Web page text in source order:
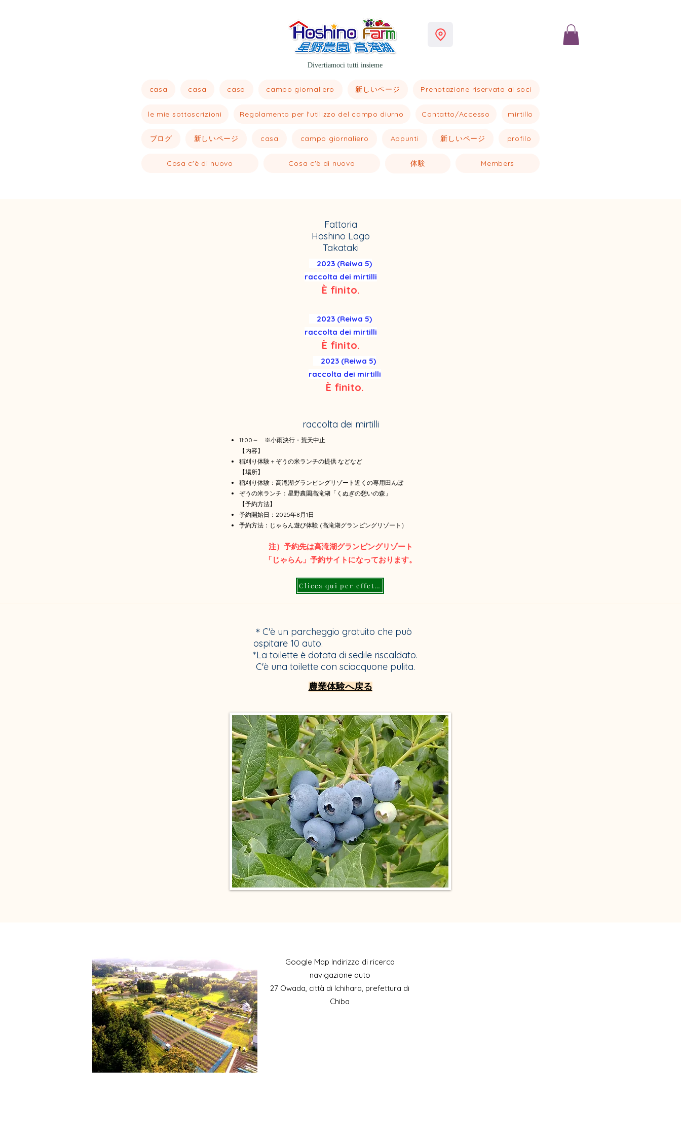
Divertiamoci tutti insieme
casa casa casa campo giornaliero 新しいページ Prenotazione riservata ai soci
le mie sottoscrizioni Regolamento per l'utilizzo del campo diurno Contatto/Accesso mirtillo
ブログ 新しいページ casa campo giornaliero Appunti 新しいページ profilo
Cosa c'è di nuovo Cosa c'è di nuovo 体験 Members
Fattoria
Hoshino Lago
Takataki
2023 (Reiwa 5)
raccolta dei mirtilli
È finito.
2023 (Reiwa 5)
raccolta dei mirtilli
È finito.
2023 (Reiwa 5)
raccolta dei mirtilli
È finito.
raccolta dei mirtilli
11:00～ ※小雨決行・荒天中止
【内容】
稲刈り体験＋ぞうの米ランチの提供 などなど
【場所】
稲刈り体験：高滝湖グランピングリゾート近くの専用田んぼ
ぞうの米ランチ：星野農園高滝湖「くぬぎの憩いの森」
【予約方法】
予約開始日：2025年8月1日
予約方法：じゃらん遊び体験 (高滝湖グランピングリゾート）
注）予約先は高滝湖グランピングリゾート
「じゃらん」予約サイトになっております。
Clicca qui per effettuare una prenotazione
​＊C'è un parcheggio gratuito che può
ospitare 10 auto.
*La toilette è dotata di sedile riscaldato.
​ C'è una toilette con sciacquone pulita.
​農業体験へ戻る
​Google Map Indirizzo di ricerca
navigazione auto
27 Owada, città di Ichihara, prefettura di
Chiba